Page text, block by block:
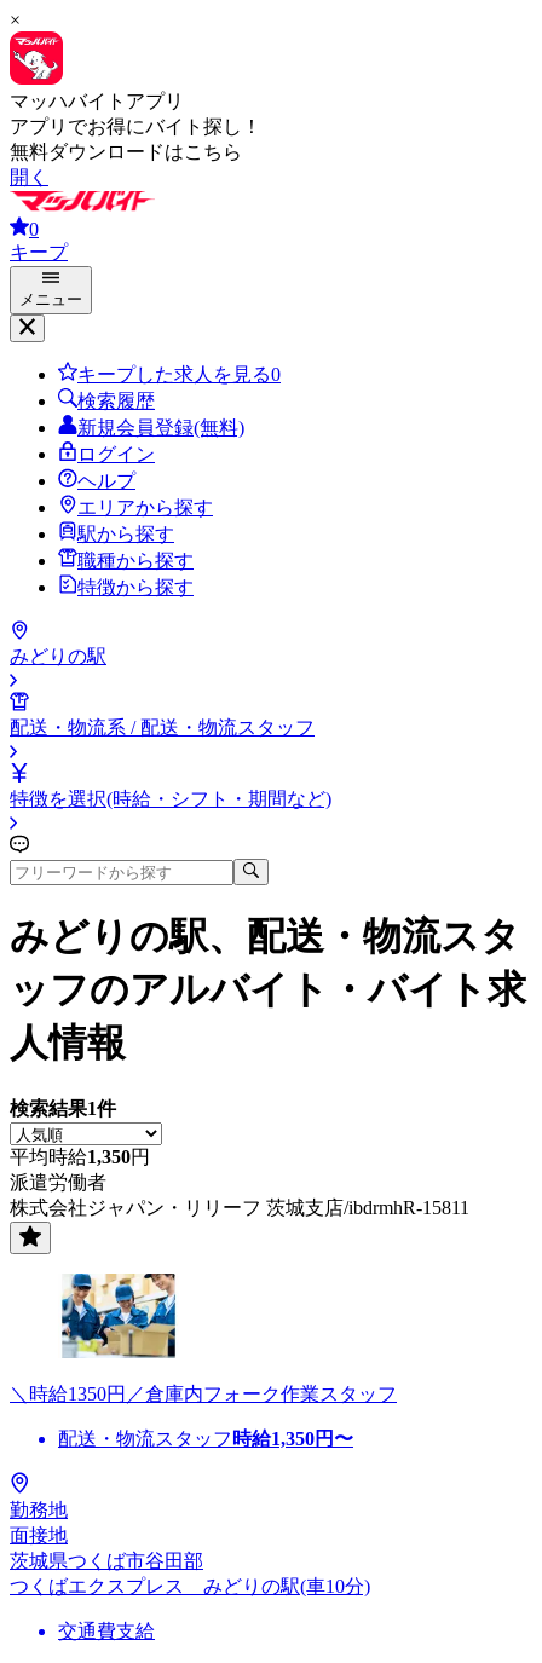
×
マッハバイトアプリ
アプリでお得にバイト探し！
無料ダウンロードはこちら
開く
0
キープ
メニュー
キープした求人を見る0
検索履歴
新規会員登録(無料)
ログイン
ヘルプ
エリアから探す
駅から探す
職種から探す
特徴から探す
みどりの駅
配送・物流系 / 配送・物流スタッフ
特徴を選択(時給・シフト・期間など)
みどりの駅、配送・物流スタ
ッフのアルバイト・バイト求
人情報
検索結果1件
平均時給1,350円
派遣労働者
株式会社ジャパン・リリーフ 茨城支店/ibdrmhR-15811
＼時給1350円／倉庫内フォーク作業スタッフ
配送・物流スタッフ 時給1,350円〜
勤務地
面接地
茨城県つくば市谷田部
つくばエクスプレス みどりの駅(車10分)
交通費支給